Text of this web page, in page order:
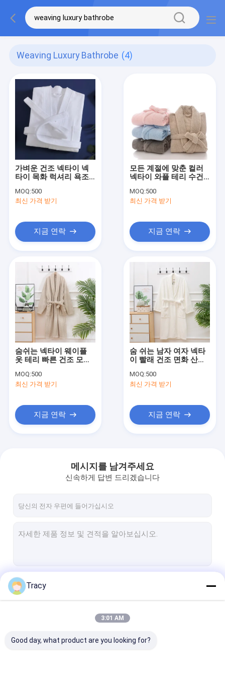
Weaving Luxury Bathrobe (4)
가벼운 건조 넥타이 넥
타이 목화 럭셔리 욕조
MOQ:500
최신 가격 받기
지금 연락
모든 계절에 맞춘 컬러
넥타이 와플 테리 수건
MOQ:500
최신 가격 받기
지금 연락
숨쉬는 넥타이 웨이플
옷 테리 빠른 건조 모든
를 위해
MOQ:500
최신 가격 받기
지금 연락
숨 쉬는 남자 여자 넥타
이 빨래 건조 면화 산호
MOQ:500
최신 가격 받기
지금 연락
메시지를 남겨주세요
신속하게 답변 드리겠습니다
Tracy
3:01 AM
Good day, what product are you looking for?